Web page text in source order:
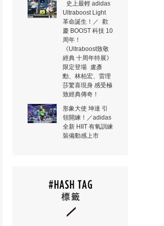
史上最輕 adidas
Ultraboost Light
革命誕生！／ 歡
慶 BOOST 科技 10
周年！
《Ultraboost致敬
經典 十周年特展》
限定登場 盧彥
勳、林柏宏、雷理
莎驚喜現身 感受極
致經典傳奇！
形象大使 坤達 引
領開練！／adidas
全新 HIIT 有氧訓練
裝備動感上市